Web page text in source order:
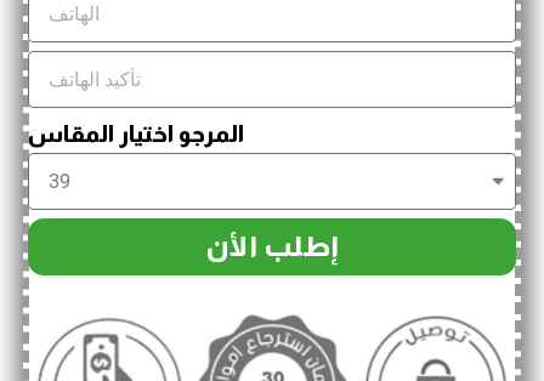
المرجو اختيار المقاس
إطلب الأن